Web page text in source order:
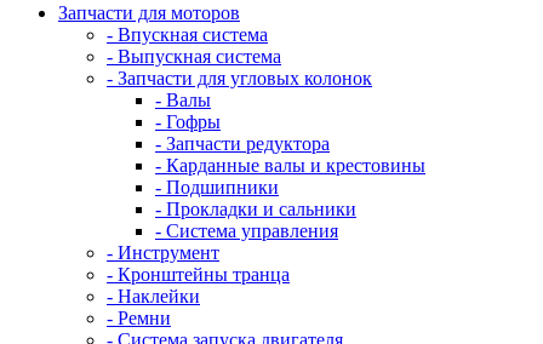
Запчасти для моторов
- Впускная система
- Выпускная система
- Запчасти для угловых колонок
- Валы
- Гофры
- Запчасти редуктора
- Карданные валы и крестовины
- Подшипники
- Прокладки и сальники
- Система управления
- Инструмент
- Кронштейны транца
- Наклейки
- Ремни
- Система запуска двигателя